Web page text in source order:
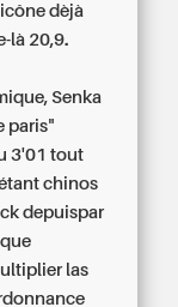
dèjà
là 20,9.
Senka
paris"
3'01 tout
chinos
depuispar
las